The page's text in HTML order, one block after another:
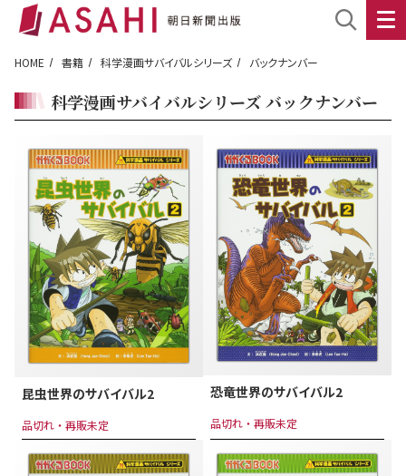
HOME 書籍 科学漫画サバイバルシリーズ バックナンバー
科学漫画サバイバルシリーズ バックナンバー
昆虫世界のサバイバル2
品切れ・再販未定
恐竜世界のサバイバル2
品切れ・再販未定